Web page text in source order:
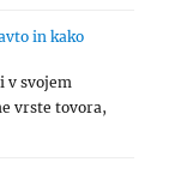
in kako
v svojem
vrste tovora,